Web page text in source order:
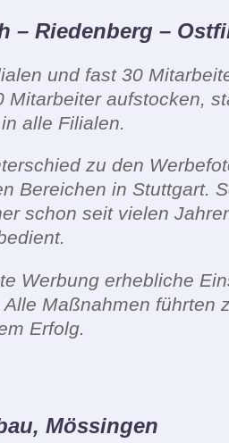
– Riedenberg –
und fast 30
aufstocken,
alle Filialen.
zu den
Bereichen in Stuttgart.
schon seit vielen
Werbung erhebliche
Maßnahmen führten
Erfolg.
Mössingen